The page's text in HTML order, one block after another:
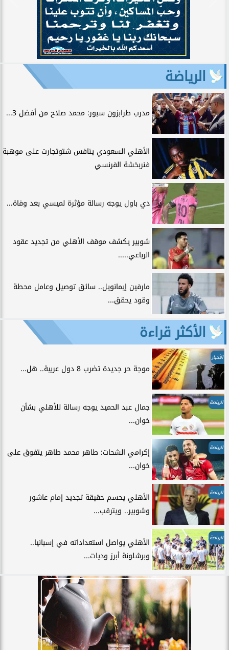
الرياضة
مدرب طرابزون سبور: محمد صلاح من أفضل 3...
الأهلي السعودي ينافس شتوتجارت على موهبة
فنربخشة الفرنسي
دي باول يوجه رسالة مؤثرة لميسي بعد وفاة...
شوبير يكشف موقف الأهلي من تجديد عقود
الرباعي.....
مارفين إيمانويل.. سائق توصيل وعامل محطة
وقود يحقق...
الأكثر قراءة
الأخبار
موجة حر جديدة تضرب 8 دول عربية.. هل...
الرياضة
جمال عبد الحميد يوجه رسالة للأهلي بشأن
خوان...
الرياضة
إكرامي الشحات: طاهر محمد طاهر يتفوق على
خوان...
الرياضة
الأهلي يحسم حقيقة تجديد إمام عاشور
وشوبير.. ويترقب...
الرياضة
الأهلي يواصل استعداداته في إسبانيا..
وبرشلونة أبرز وديات...